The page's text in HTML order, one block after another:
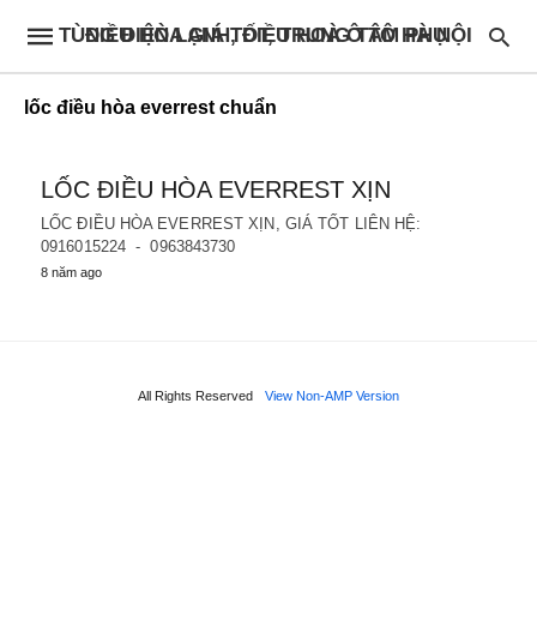
ĐIỀU HÒA GIÁ TỐT, TRUNG TÂM PHỤ TÙNG ĐIỆN LẠNH, ĐIỀU HOÀ Ô TÔ HÀ NỘI
lốc điều hòa everrest chuẩn
LỐC ĐIỀU HÒA EVERREST XỊN
LỐC ĐIỀU HÒA EVERREST XỊN, GIÁ TỐT LIÊN HỆ:
0916015224 - 0963843730
8 năm ago
All Rights Reserved View Non-AMP Version